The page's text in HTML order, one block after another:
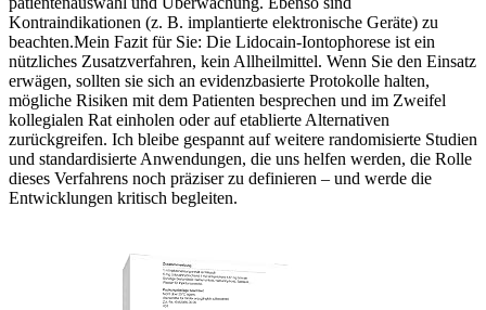
Kontraindikationen (z. B. ‌implantierte elektronische⁣ Geräte) zu
beachten.Mein Fazit für Sie: Die Lidocain‑Iontophorese ist ein
nützliches Zusatzverfahren, kein Allheilmittel. Wenn ⁣Sie den Einsatz
erwägen, sollten ​sie sich an evidenzbasierte Protokolle ‍halten,
mögliche Risiken mit dem⁣ Patienten besprechen und im‌ Zweifel
kollegialen Rat​ einholen ‍oder⁣ auf etablierte Alternativen
⁤zurückgreifen. Ich bleibe gespannt auf weitere randomisierte‍ Studien
und ​standardisierte‌ Anwendungen, die uns helfen ⁣werden, die Rolle
dieses Verfahrens noch präziser zu⁤ definieren – ‍und werde die
Entwicklungen kritisch begleiten.